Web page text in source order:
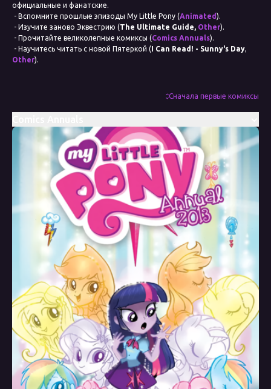
официальные и фанатские.
- Вспомните прошлые эпизоды My Little Pony (Animated).
- Изучите заново Эквестрию (The Ultimate Guide, Other).
- Прочитайте великолепные комиксы (Comics Annuals).
- Научитесь читать с новой Пятеркой (I Can Read! - Sunny's Day,
Other).
Сначала первые комиксы